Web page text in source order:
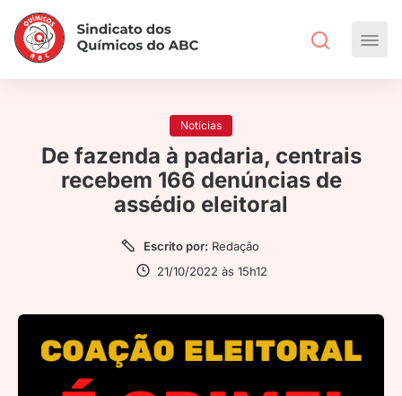
Notícias
De fazenda à padaria, centrais
recebem 166 denúncias de
assédio eleitoral
Escrito por: Redação
21/10/2022 às 15h12